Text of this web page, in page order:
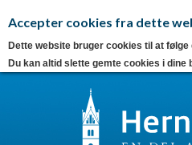
Accepter cookies fra dette
Dette website bruger cookies til at
Du kan altid slette gemte cookies i